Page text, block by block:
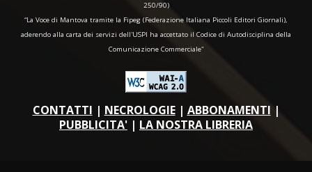
250/90)
“La Voce di Mantova tramite la Fipeg (Federazione Italiana Piccoli Editori Giornali),
aderendo alla carta dei servizi dell'USPI ha accettato il Codice di Autodisciplina della
Comunicazione Commerciale"
CONTATTI | NECROLOGIE| ABBONAMENTI |
PUBBLICITA' | LA NOSTRA LIBRERIA